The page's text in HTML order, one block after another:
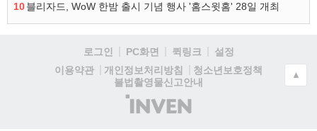
10블리자드, WoW 한밤 출시 기념 행사 '홈스윗홈' 28일 개최
로그인 PC화면 퀵링크
설정
이용약관
개인정보처리방침
청소년보호정책
불법촬영물신고안내
(주)
인
▲